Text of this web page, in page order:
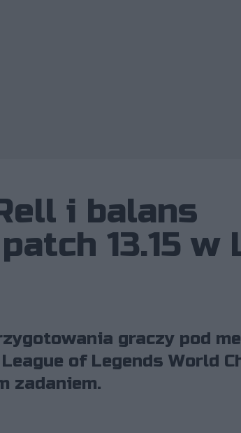
i balans
13.15 w
graczy pod
of Legends World
zadaniem.